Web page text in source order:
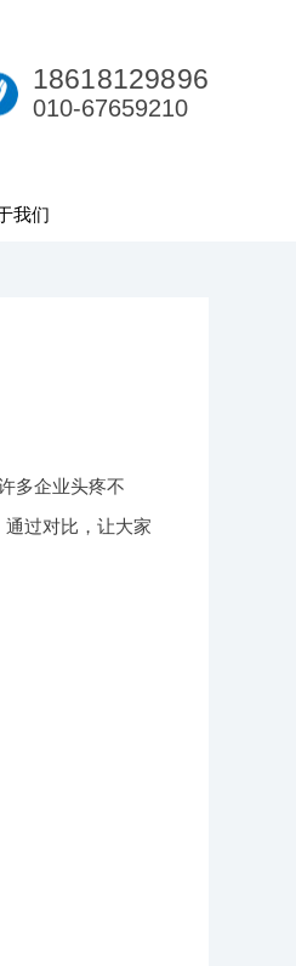
18618129896
010-67659210
我们
多企业头疼不
过对比，让大家